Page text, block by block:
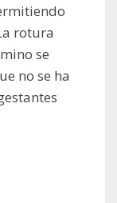
rotura
se
no se ha